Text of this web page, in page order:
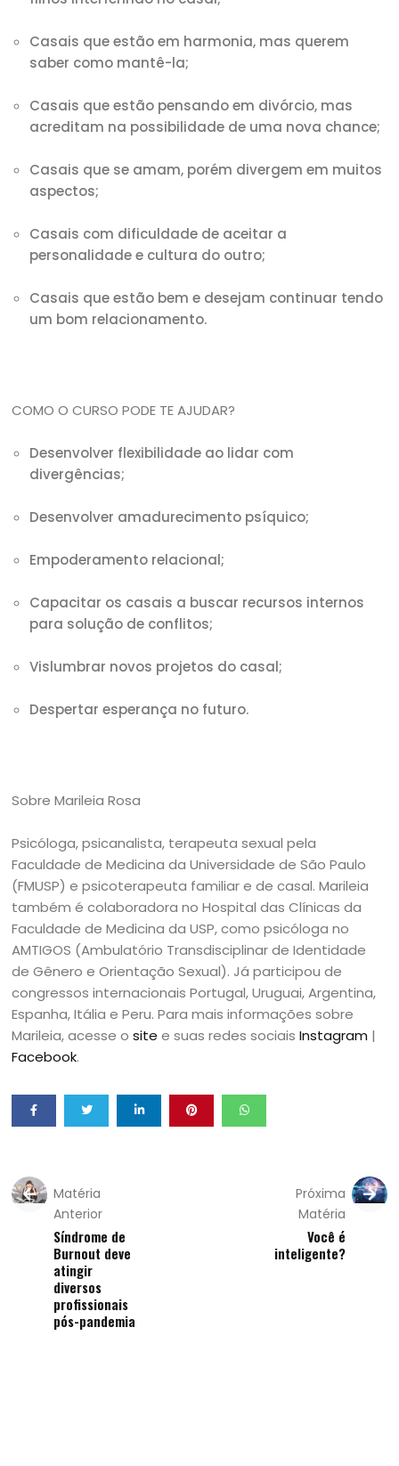
Casais que estão em harmonia, mas querem
saber como mantê-la;
Casais que estão pensando em divórcio, mas
acreditam na possibilidade de uma nova chance;
Casais que se amam, porém divergem em muitos
aspectos;
Casais com dificuldade de aceitar a
personalidade e cultura do outro;
Casais que estão bem e desejam continuar tendo
um bom relacionamento.
COMO O CURSO PODE TE AJUDAR?
Desenvolver flexibilidade ao lidar com
divergências;
Desenvolver amadurecimento psíquico;
Empoderamento relacional;
Capacitar os casais a buscar recursos internos
para solução de conflitos;
Vislumbrar novos projetos do casal;
Despertar esperança no futuro.
Sobre Marileia Rosa
Psicóloga, psicanalista, terapeuta sexual pela
Faculdade de Medicina da Universidade de São Paulo
(FMUSP) e psicoterapeuta familiar e de casal. Marileia
também é colaboradora no Hospital das Clínicas da
Faculdade de Medicina da USP, como psicóloga no
AMTIGOS (Ambulatório Transdisciplinar de Identidade
de Gênero e Orientação Sexual). Já participou de
congressos internacionais Portugal, Uruguai, Argentina,
Espanha, Itália e Peru. Para mais informações sobre
Marileia, acesse osite e suas redes sociaisInstagram |
Facebook.
Matéria
Anterior
Síndrome de
Burnout deve
atingir
diversos
profissionais
pós-pandemia
Próxima
Matéria
Você é
inteligente?